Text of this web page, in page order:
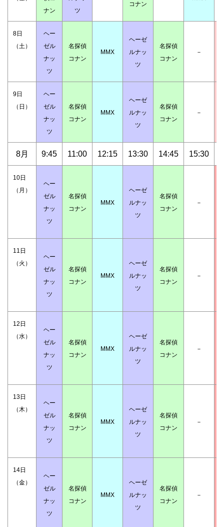
ナン
ツ
コナン
8日
（土）
ヘー
ゼル
ナッ
ツ
名探偵
コナン
MMX
ヘーゼ
ルナッ
ツ
名探偵
コナン
－
9日
（日）
ヘー
ゼル
ナッ
ツ
名探偵
コナン
MMX
ヘーゼ
ルナッ
ツ
名探偵
コナン
－
8月 9:45 11:00 12:15 13:30 14:45 15:30
10日
（月）
ヘー
ゼル
ナッ
ツ
名探偵
コナン
MMX
ヘーゼ
ルナッ
ツ
名探偵
コナン
－
11日
（火）
ヘー
ゼル
ナッ
ツ
名探偵
コナン
MMX
ヘーゼ
ルナッ
ツ
名探偵
コナン
－
12日
（水）
ヘー
ゼル
ナッ
ツ
名探偵
コナン
MMX
ヘーゼ
ルナッ
ツ
名探偵
コナン
－
13日
（木）
ヘー
ゼル
ナッ
ツ
名探偵
コナン
MMX
ヘーゼ
ルナッ
ツ
名探偵
コナン
－
14日
（金）
ヘー
ゼル
ナッ
ツ
名探偵
コナン
MMX
ヘーゼ
ルナッ
ツ
名探偵
コナン
－